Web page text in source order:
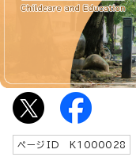
ページID K 1000028